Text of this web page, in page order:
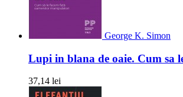
George K. Simon
Lupi in blana de oaie. Cum sa
37,14 lei